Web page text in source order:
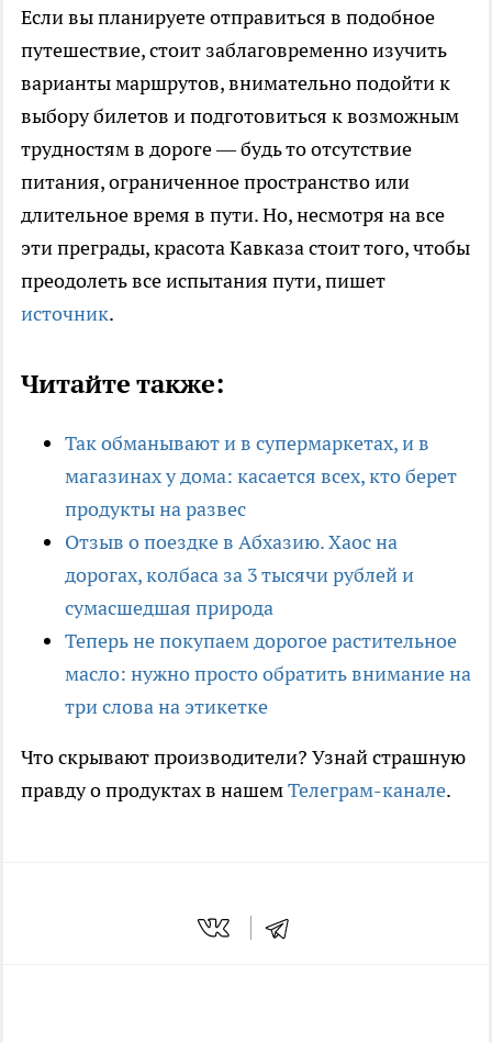
Если вы планируете отправиться в подобное
путешествие, стоит заблаговременно изучить
варианты маршрутов, внимательно подойти к
выбору билетов и подготовиться к возможным
трудностям в дороге — будь то отсутствие
питания, ограниченное пространство или
длительное время в пути. Но, несмотря на все
эти преграды, красота Кавказа стоит того, чтобы
преодолеть все испытания пути, пишет
источник.
Читайте также:
Так обманывают и в супермаркетах, и в
магазинах у дома: касается всех, кто берет
продукты на развес
Отзыв о поездке в Абхазию. Хаос на
дорогах, колбаса за 3 тысячи рублей и
сумасшедшая природа
Теперь не покупаем дорогое растительное
масло: нужно просто обратить внимание на
три слова на этикетке
Что скрывают производители? Узнай страшную
правду о продуктах в нашемТелеграм-канале.